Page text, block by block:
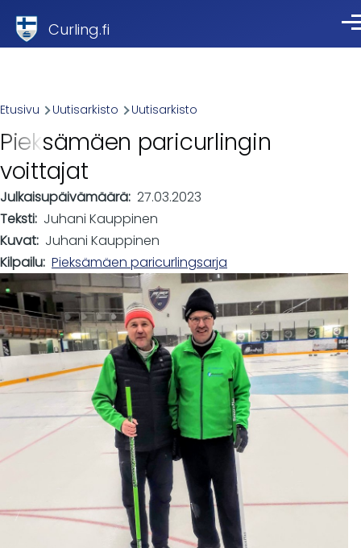
Curling.fi
Breadcrumb
Etusivu Uutisarkisto Uutisarkisto
Pieksämäen paricurlingin
voittajat
Julkaisupäivämäärä 27.03.2023
Teksti Juhani Kauppinen
Kuvat Juhani Kauppinen
Kilpailu Pieksämäen paricurlingsarja